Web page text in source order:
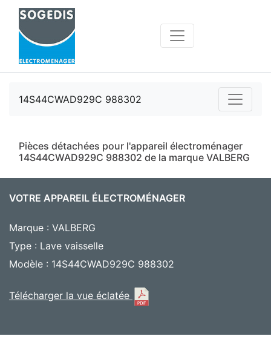
14S44CWAD929C 988302
Pièces détachées pour l'appareil électroménager
14S44CWAD929C 988302 de la marque VALBERG
VOTRE APPAREIL ÉLECTROMÉNAGER
Marque : VALBERG
Type : Lave vaisselle
Modèle : 14S44CWAD929C 988302
Télécharger la vue éclatée